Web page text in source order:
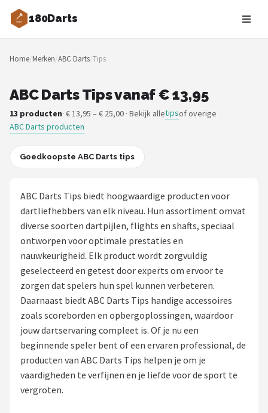
180Darts
Zoeken
NAVIGATIE
Merken
Blog
Toernooien
Spelregels
Uitgooilijst
Dartshop
Target
Winmau
Bull's
Home/Merken/ABC Darts/Tips
ABC Darts Tips vanaf € 13,95
13 producten· € 13,95 – € 25,00 · Bekijk alletipsof overige
ABC Darts producten
Goedkoopste ABC Darts tips
ABC Darts Tips biedt hoogwaardige producten voor
dartliefhebbers van elk niveau. Hun assortiment omvat
diverse soorten dartpijlen, flights en shafts, speciaal
ontworpen voor optimale prestaties en
nauwkeurigheid. Elk product wordt zorgvuldig
geselecteerd en getest door experts om ervoor te
zorgen dat spelers hun spel kunnen verbeteren.
Daarnaast biedt ABC Darts Tips handige accessoires
zoals scoreborden en opbergoplossingen, waardoor
jouw dartservaring compleet is. Of je nu een
beginnende speler bent of een ervaren professional, de
producten van ABC Darts Tips helpen je om je
vaardigheden te verfijnen en je liefde voor de sport te
vergroten.